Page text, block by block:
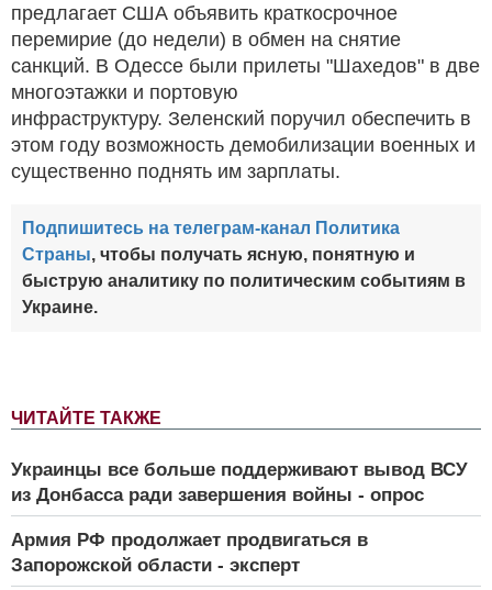
ЧИТАЙТЕ ТАКЖЕ
Украинцы все больше поддерживают вывод ВСУ
из Донбасса ради завершения войны - опрос
Армия РФ продолжает продвигаться в
Запорожской области - эксперт
предлагает США объявить краткосрочное
перемирие (до недели) в обмен на снятие
санкций. В Одессе были прилеты "Шахедов" в две
многоэтажки и портовую
инфраструктуру. Зеленский поручил обеспечить в
этом году возможность демобилизации военных и
существенно поднять им зарплаты.
Подпишитесь на телеграм-канал Политика
Страны, чтобы получать ясную, понятную и
быструю аналитику по политическим событиям в
Украине.